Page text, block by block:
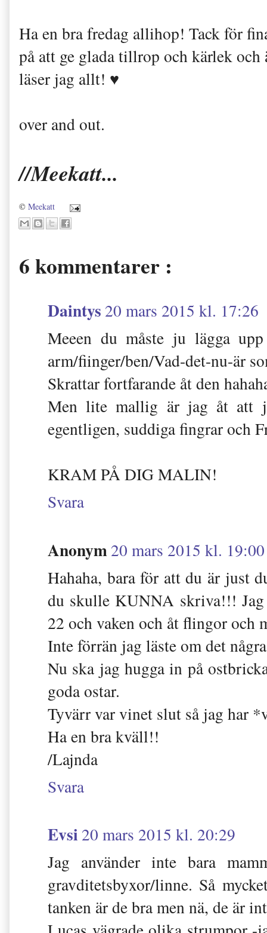
Ha en bra fredag allihop! Tack för
på att ge glada tillrop och kärlek
läser jag allt! ♥
over and out.
//Meekatt...
© Meekatt
6 kommentarer :
Daintys 20 mars 2015 kl. 17:26
Meeen du måste ju lägga
arm/fiinger/ben/Vad-det-nu-är
Skrattar fortfarande åt den
Men lite mallig är jag åt att
egentligen, suddiga fingrar och
KRAM PÅ DIG MALIN!
Svara
Anonym20 mars 2015 kl. 19:00
Hahaha, bara för att du är just
du skulle KUNNA skriva!!!
22 och vaken och åt flingor och
Inte förrän jag läste om det
Nu ska jag hugga in på
goda ostar.
Tyvärr var vinet slut så jag har
Ha en bra kväll!!
/Lajnda
Svara
Evsi 20 mars 2015 kl. 20:29
Jag använder inte bara
gravditetsbyxor/linne. Så
tanken är de bra men nä, de är